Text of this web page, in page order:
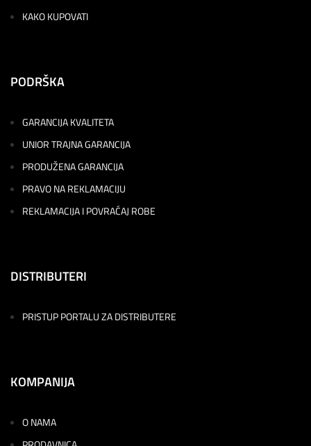
KAKO KUPOVATI
PODRŠKA
GARANCIJA KVALITETA
UNIOR TRAJNA GARANCIJA
PRODUŽENA GARANCIJA
PRAVO NA REKLAMACIJU
REKLAMACIJA I POVRAĆAJ ROBE
DISTRIBUTERI
PRISTUP PORTALU ZA DISTRIBUTERE
KOMPANIJA
O NAMA